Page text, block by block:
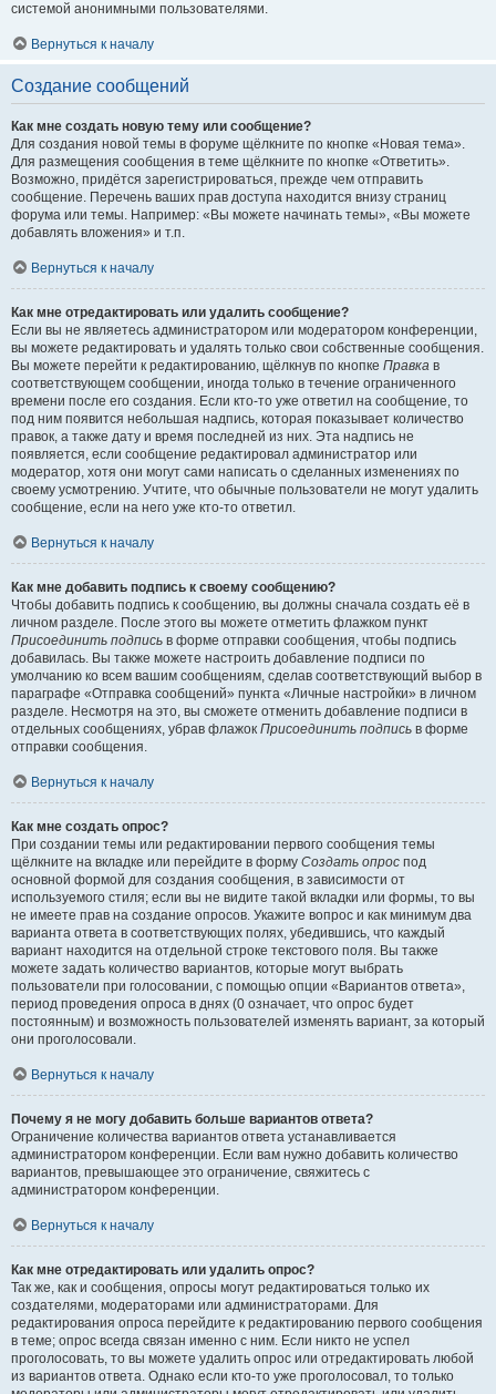
системой анонимными пользователями.
Вернуться к началу
Создание сообщений
Как мне создать новую тему или сообщение?
Для создания новой темы в форуме щёлкните по кнопке «Новая тема».
Для размещения сообщения в теме щёлкните по кнопке «Ответить».
Возможно, придётся зарегистрироваться, прежде чем отправить
сообщение. Перечень ваших прав доступа находится внизу страниц
форума или темы. Например: «Вы можете начинать темы», «Вы можете
добавлять вложения» и т.п.
Вернуться к началу
Как мне отредактировать или удалить сообщение?
Если вы не являетесь администратором или модератором конференции,
вы можете редактировать и удалять только свои собственные сообщения.
Вы можете перейти к редактированию, щёлкнув по кнопке Правка в
соответствующем сообщении, иногда только в течение ограниченного
времени после его создания. Если кто-то уже ответил на сообщение, то
под ним появится небольшая надпись, которая показывает количество
правок, а также дату и время последней из них. Эта надпись не
появляется, если сообщение редактировал администратор или
модератор, хотя они могут сами написать о сделанных изменениях по
своему усмотрению. Учтите, что обычные пользователи не могут удалить
сообщение, если на него уже кто-то ответил.
Вернуться к началу
Как мне добавить подпись к своему сообщению?
Чтобы добавить подпись к сообщению, вы должны сначала создать её в
личном разделе. После этого вы можете отметить флажком пункт
Присоединить подпись в форме отправки сообщения, чтобы подпись
добавилась. Вы также можете настроить добавление подписи по
умолчанию ко всем вашим сообщениям, сделав соответствующий выбор в
параграфе «Отправка сообщений» пункта «Личные настройки» в личном
разделе. Несмотря на это, вы сможете отменить добавление подписи в
отдельных сообщениях, убрав флажок Присоединить подпись в форме
отправки сообщения.
Вернуться к началу
Как мне создать опрос?
При создании темы или редактировании первого сообщения темы
щёлкните на вкладке или перейдите в форму Создать опрос под
основной формой для создания сообщения, в зависимости от
используемого стиля; если вы не видите такой вкладки или формы, то вы
не имеете прав на создание опросов. Укажите вопрос и как минимум два
варианта ответа в соответствующих полях, убедившись, что каждый
вариант находится на отдельной строке текстового поля. Вы также
можете задать количество вариантов, которые могут выбрать
пользователи при голосовании, с помощью опции «Вариантов ответа»,
период проведения опроса в днях (0 означает, что опрос будет
постоянным) и возможность пользователей изменять вариант, за который
они проголосовали.
Вернуться к началу
Почему я не могу добавить больше вариантов ответа?
Ограничение количества вариантов ответа устанавливается
администратором конференции. Если вам нужно добавить количество
вариантов, превышающее это ограничение, свяжитесь с
администратором конференции.
Вернуться к началу
Как мне отредактировать или удалить опрос?
Так же, как и сообщения, опросы могут редактироваться только их
создателями, модераторами или администраторами. Для
редактирования опроса перейдите к редактированию первого сообщения
в теме; опрос всегда связан именно с ним. Если никто не успел
проголосовать, то вы можете удалить опрос или отредактировать любой
из вариантов ответа. Однако если кто-то уже проголосовал, то только